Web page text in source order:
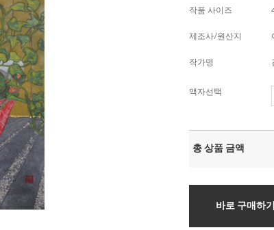
작품 사이즈
제조사/원산지
작가명
액자선택
총 상품 금액
바로 구매하